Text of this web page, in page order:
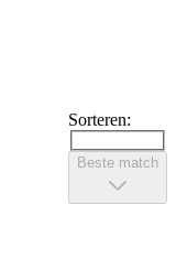
Sorteren:
Beste match